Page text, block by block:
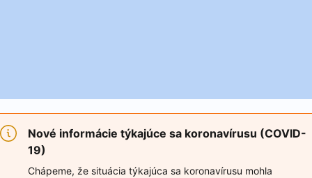
Nové informácie týkajúce sa koronavírusu (COVID-
19)
Chápeme, že situácia týkajúca sa koronavírusu mohla